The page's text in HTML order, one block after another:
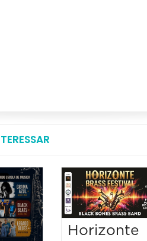
Horizonte